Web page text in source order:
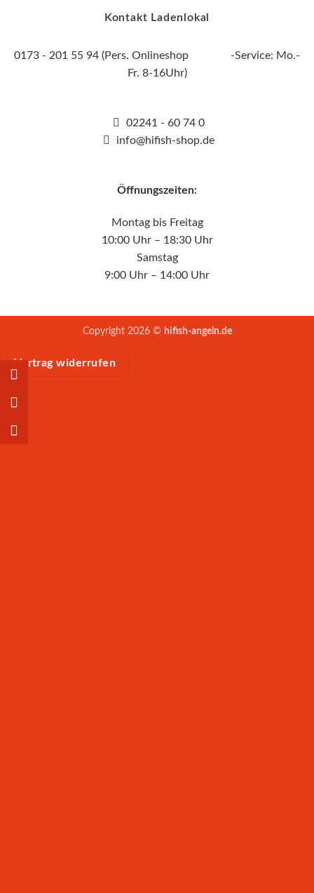
Kontakt Ladenlokal
0173 - 201 55 94 (Pers. Onlineshop -Service: Mo.-
Fr. 8-16Uhr)
02241 - 60 74 0
info@hifish-shop.de
Öffnungszeiten:
Montag bis Freitag
10:00 Uhr – 18:30 Uhr
Samstag
9:00 Uhr – 14:00 Uhr
Copyright 2026 © hifish-angeln.de
Vertrag widerrufen